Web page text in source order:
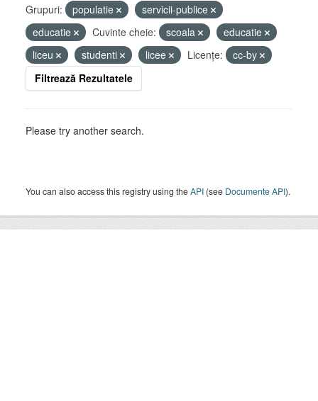
Grupuri: populatie
servicii-publice
educatie
Cuvinte cheie: scoala
educatie
liceu
studenti licee Licenţe:
cc-by
Filtrează Rezultatele
Please try another search.
You can also access this registry using theAPI (see Documente API).